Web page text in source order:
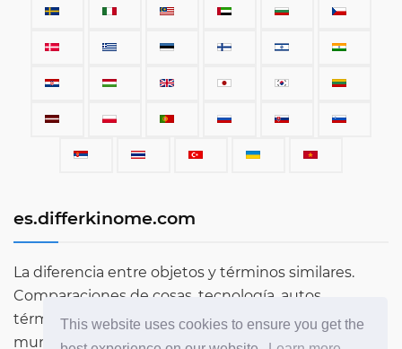
This website uses cookies to ensure you get the
es.differkinome.com
La diferencia entre objetos y términos similares.
Comparaciones de cosas, tecnología, autos,
términos, personas y todo lo que existe en este
mundo.